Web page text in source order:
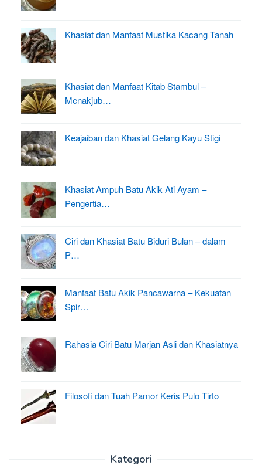
Khasiat dan Manfaat Mustika Kacang Tanah
Khasiat dan Manfaat Kitab Stambul –
Menakjub…
Keajaiban dan Khasiat Gelang Kayu Stigi
Khasiat Ampuh Batu Akik Ati Ayam –
Pengertia…
Ciri dan Khasiat Batu Biduri Bulan – dalam
P…
Manfaat Batu Akik Pancawarna – Kekuatan
Spir…
Rahasia Ciri Batu Marjan Asli dan Khasiatnya
Filosofi dan Tuah Pamor Keris Pulo Tirto
Kategori